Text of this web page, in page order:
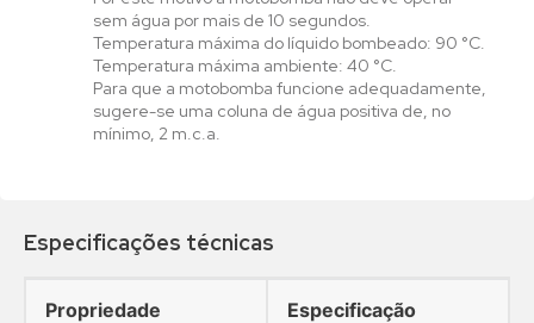
sem água por mais de 10 segundos.
Temperatura máxima do líquido bombeado: 90 °C.
Temperatura máxima ambiente: 40 °C.
Para que a motobomba funcione adequadamente,
sugere-se uma coluna de água positiva de, no
mínimo, 2 m.c.a.
Especificações técnicas
Propriedade Especificação